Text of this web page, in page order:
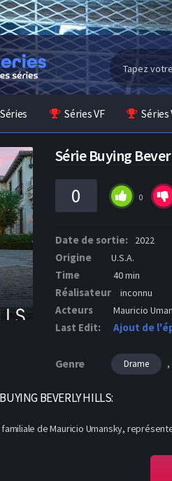
Séries Séries VF Séries
Série Buying
0 0
Date de sortie: 2022
Origine U.S.A.
Time 40 min
Réalisateur inconnu
Acteurs Mauricio
Last Edit: Ajout de
Genre Drame ,
BUYING BEVERLY HILLS:
de Mauricio Umansky,